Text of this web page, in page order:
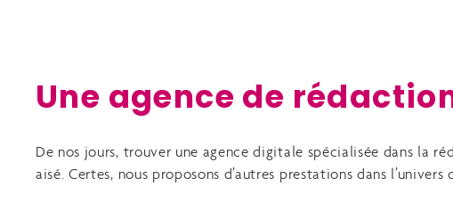
Une agence de
De nos jours, trouver une agence digitale spécialisée dans la
aisé. Certes, nous proposons d’autres prestations dans